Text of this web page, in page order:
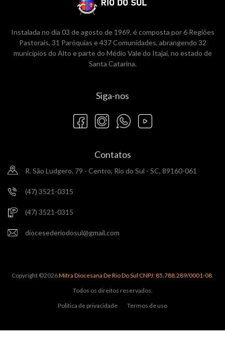
Instalada no dia 03 de agosto de 1969, é composta por 6 Regiões
Pastorais, 31 Paróquias e 437 Comunidades, abrangendo 32
municípios do Alto e parte do Médio Vale do Itajaí, no estado de
Santa Catarina.
Siga-nos
Contatos
R. São Ludgero, 79 - Centro, Rio do Sul - SC, 89160-061
(47) 3521-0315
(47) 3521-0315
diocesederiodosul@gmail.com
Copyright ©2026Mitra Diocesana De Rio Do Sul CNPJ: 85.788.289/0001-08.
Todos os direitos reservados.
Politica de privacidade
Termos de uso